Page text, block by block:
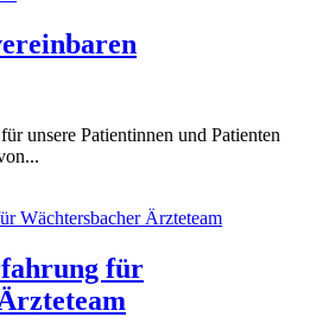
unsere Patientinnen und Patienten
für